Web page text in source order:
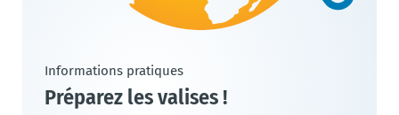
Informations pratiques
Préparez les valises !